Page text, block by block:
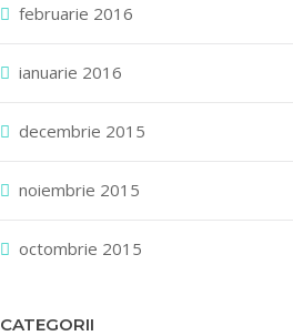
februarie 2016
ianuarie 2016
decembrie 2015
noiembrie 2015
octombrie 2015
CATEGORII